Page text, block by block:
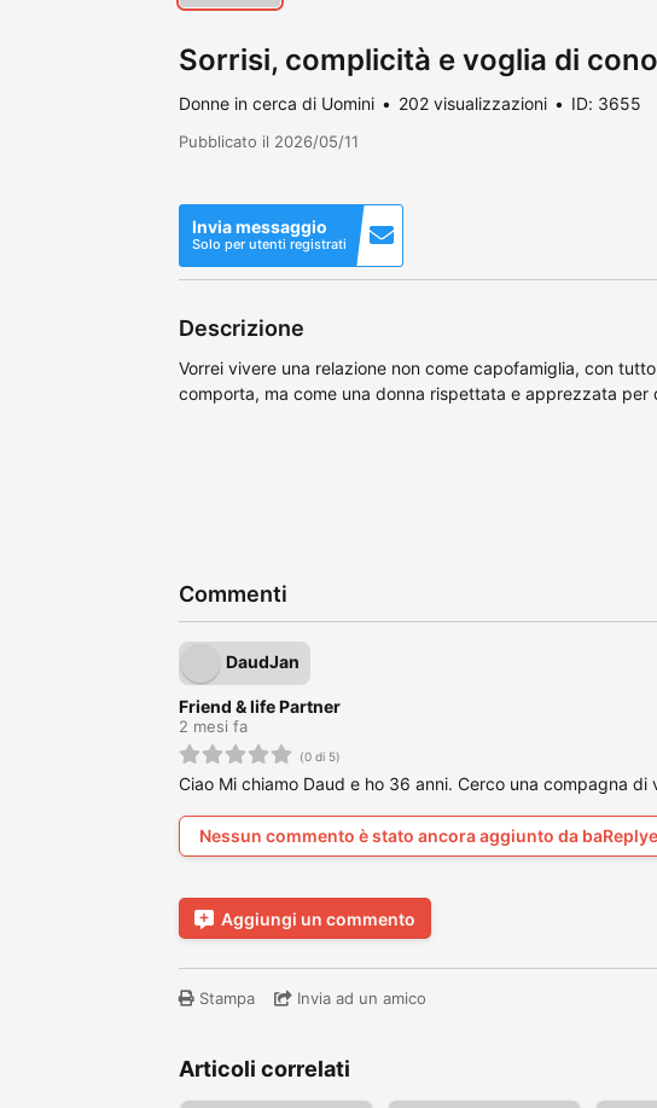
Sorrisi, complicità e voglia di
Donne in cerca di Uomini 202 visualizzazioni ID: 3655
Pubblicato il 2026/05/11
Invia messaggio
Solo per utenti registrati
Descrizione
Vorrei vivere una relazione non come capofamiglia, con
comporta, ma come una donna rispettata e apprezzata per
Commenti
DaudJan
Friend & life Partner
2 mesi fa
(0 di 5)
Ciao Mi chiamo Daud e ho 36 anni. Cerco una compagna di
Nessun commento è stato ancora aggiunto da
Aggiungi un commento
Stampa Invia ad un amico
Articoli correlati